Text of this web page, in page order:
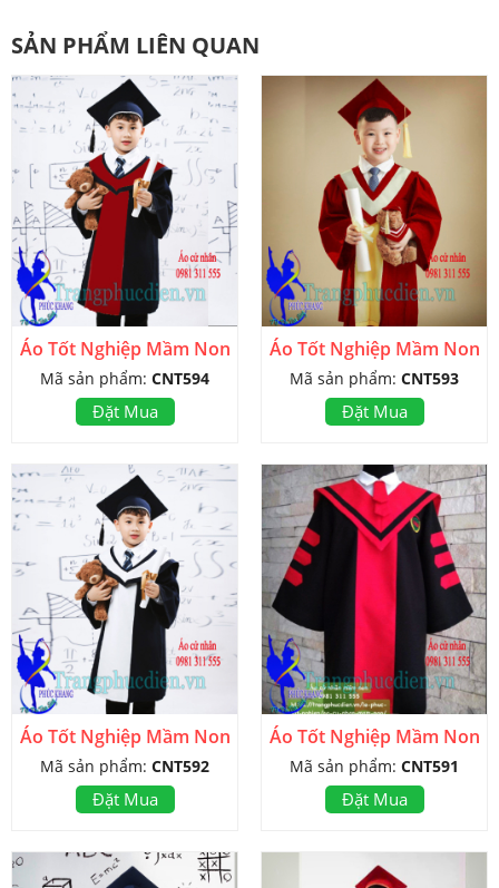
SẢN PHẨM LIÊN QUAN
Áo Tốt Nghiệp Mầm Non
Mã sản phẩm: CNT594
Đặt Mua
Áo Tốt Nghiệp Mầm Non
Mã sản phẩm: CNT593
Đặt Mua
Áo Tốt Nghiệp Mầm Non
Mã sản phẩm: CNT592
Đặt Mua
Áo Tốt Nghiệp Mầm Non
Mã sản phẩm: CNT591
Đặt Mua